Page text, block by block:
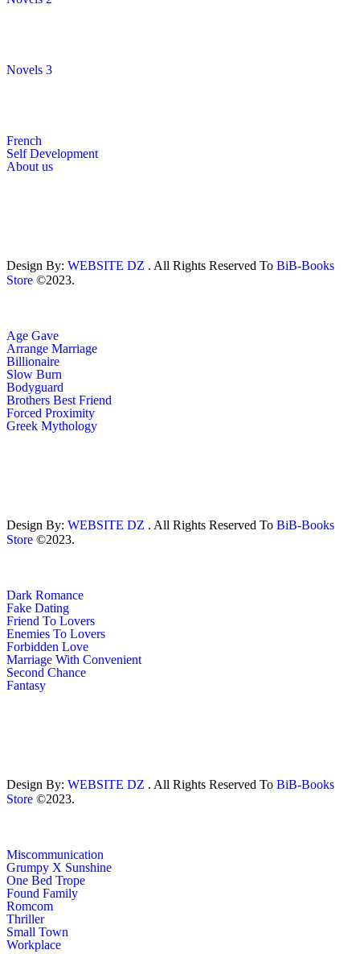
Novels 3
French
Self Development
About us
Design By: WEBSITE DZ . All Rights Reserved To BiB-Books
Store ©2023.
Age Gave
Arrange Marriage
Billionaire
Slow Burn
Bodyguard
Brothers Best Friend
Forced Proximity
Greek Mythology
Design By: WEBSITE DZ . All Rights Reserved To BiB-Books
Store ©2023.
Dark Romance
Fake Dating
Friend To Lovers
Enemies To Lovers
Forbidden Love
Marriage With Convenient
Second Chance
Fantasy
Design By: WEBSITE DZ . All Rights Reserved To BiB-Books
Store ©2023.
Miscommunication
Grumpy X Sunshine
One Bed Trope
Found Family
Romcom
Thriller
Small Town
Workplace